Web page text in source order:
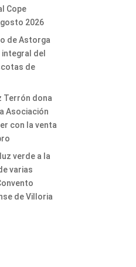
Cope
2026
de Astorga
del
de
Terrón dona
Asociación
con la venta
verde a la
varias
de Villoria